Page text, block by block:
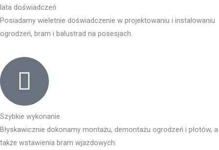
lata doświadczeń
Posiadamy wieletnie doświadczenie w projektowaniu i instalowaniu
ogrodzeń, bram i balustrad na posesjach.
Szybkie wykonanie
Błyskawicznie dokonamy montażu, demontażu ogrodzeń i płotów, a
także wstawienia bram wjazdowych.